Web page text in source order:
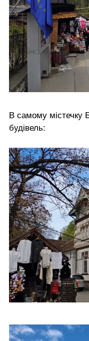
В самому містечку
будівель: